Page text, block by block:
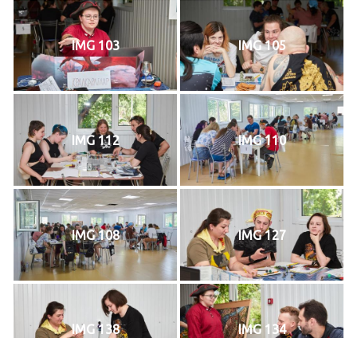
IMG 103 IMG 105
IMG 112 IMG 110
IMG 108 IMG 127
IMG 138 IMG 134